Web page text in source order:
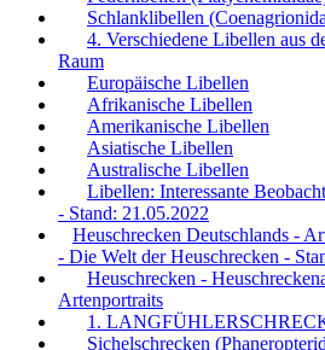
Schlanklibellen
4. Verschiedene Libellen aus
Raum
Europäische Libellen
Afrikanische Libellen
Amerikanische Libellen
Asiatische Libellen
Australische Libellen
Libellen: Interessante
- Stand: 21.05.2022
Heuschrecken Deutschlands -
- Die Welt der Heuschrecken -
Heuschrecken -
Artenportraits
1.
Sichelschrecken